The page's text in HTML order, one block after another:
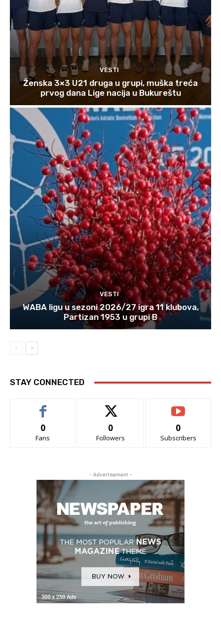
VESTI
Ženska 3×3 U21 druga u grupi, muška treća
prvog dana Lige nacija u Bukureštu
VESTI
WABA ligu u sezoni 2026/27 igra 11 klubova,
Partizan 1953 u grupi B
STAY CONNECTED
0
Fans
0
Followers
0
Subscribers
- Advertisement -